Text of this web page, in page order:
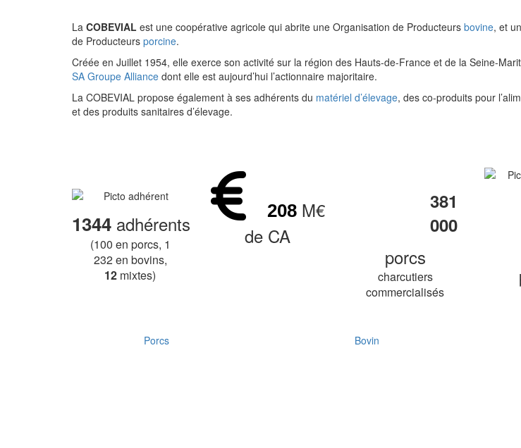
La COBEVIAL est une coopérative agricole qui abrite une Organisation de Producteurs bovine, et
de Producteurs porcine.
Créée en Juillet 1954, elle exerce son activité sur la région des Hauts-de-France et de la Seine-
SA Groupe Alliance dont elle est aujourd’hui l’actionnaire majoritaire.
La COBEVIAL propose également à ses adhérents du matériel d’élevage, des co-produits pour
et des produits sanitaires d’élevage.
1344 adhérents
(100 en porcs, 1
232en bovins,
12 mixtes)
‌ 208 M€
de CA
381
000
porcs
charcutiers
commercialisés
Porcs Bovin